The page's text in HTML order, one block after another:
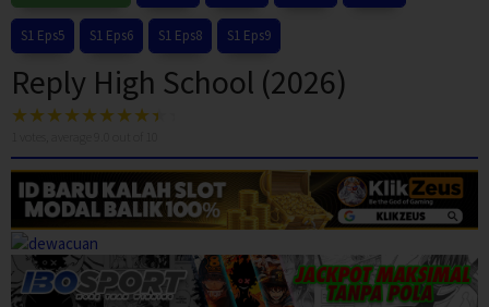
S1 Eps5 S1 Eps6 S1 Eps8 S1 Eps9
Reply High School (2026)